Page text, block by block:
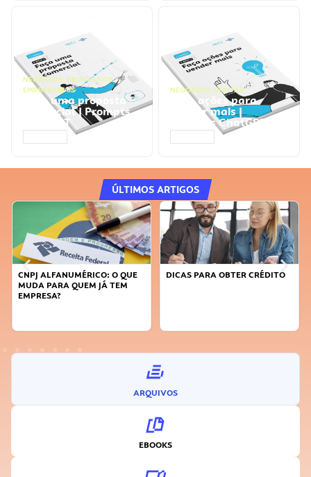
NEGÓCIOS, PROCESSOS
EMPRESARIAIS
Faça uma proposta
comercial | Prompts
ChatGPT
NEGÓCIOS, VENDAS
Faça ações para
vender mais |
Prompts ChatGPT
ÚLTIMOS ARTIGOS
DICAS PARA OBTER CRÉDITO
FAÇA A DIFERENÇA: SEJA
ARQUIVOS
EBOOKS